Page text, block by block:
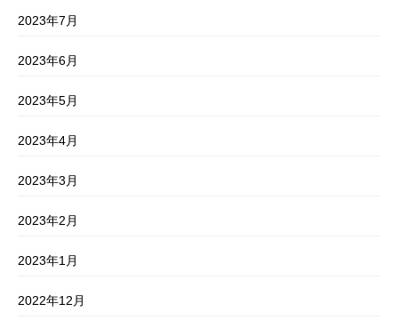
2023年7月
2023年6月
2023年5月
2023年4月
2023年3月
2023年2月
2023年1月
2022年12月